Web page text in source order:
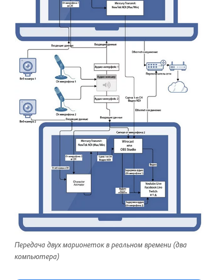
Передача двух марионеток в реальном времени (два
компьютера)